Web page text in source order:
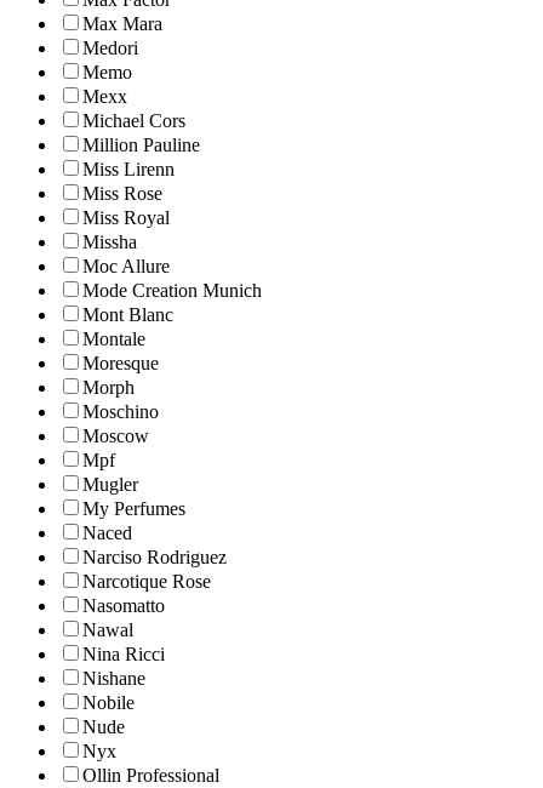
Max Mara
Medori
Memo
Mexx
Michael Cors
Million Pauline
Miss Lirenn
Miss Rose
Miss Royal
Missha
Moc Allure
Mode Creation Munich
Mont Blanc
Montale
Moresque
Morph
Moschino
Moscow
Mpf
Mugler
My Perfumes
Naced
Narciso Rodriguez
Narcotique Rose
Nasomatto
Nawal
Nina Ricci
Nishane
Nobile
Nude
Nyx
Ollin Professional